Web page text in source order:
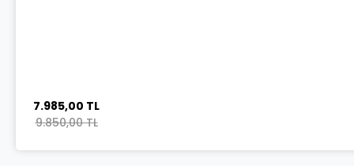
7.985,00 TL
9.850,00 TL